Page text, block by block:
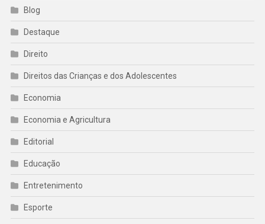
Blog
Destaque
Direito
Direitos das Crianças e dos Adolescentes
Economia
Economia e Agricultura
Editorial
Educação
Entretenimento
Esporte